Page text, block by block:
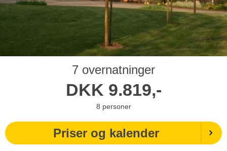
7 overnatninger
DKK 9.819,-
8 personer
Priser og kalender